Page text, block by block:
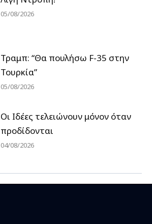
05/08/2026
Τραμπ: “Θα πουλήσω F-35 στην
Τουρκία”
05/08/2026
Οι Ιδέες τελειώνουν μόνον όταν
προδίδονται
04/08/2026